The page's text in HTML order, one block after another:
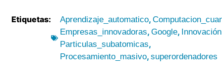
Etiquetas: Aprendizaje_automatico,
Empresas_innovadoras,Google, Innovación
Particulas_subatomicas,
Procesamiento_masivo,superordenadores